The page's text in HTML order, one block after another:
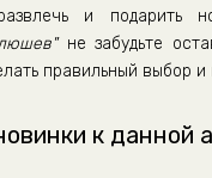
и подарить
не забудьте
правильный выбор
к данной